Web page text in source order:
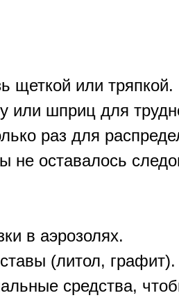
щеткой или тряпкой.
или шприц для
раз для
не оставалось
в аэрозолях.
(литол, графит).
средства,